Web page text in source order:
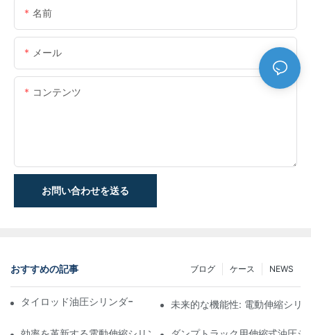
名前
メール
コンテンツ
お問い合わせを送る
おすすめの記事 NEWS
ケース
ブログ
タイロッド油圧シリンダーの機能と重要性を理解する
未来的な機能性: 電動伸縮シリ